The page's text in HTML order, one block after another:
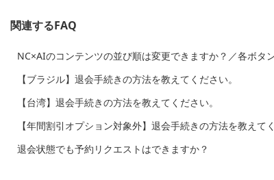
関連するFAQ
NC×AIのコンテンツの並び順は変更できますか？／各ボタ
【ブラジル】退会手続きの方法を教えてください。
【台湾】退会手続きの方法を教えてください。
【年間割引オプション対象外】退会手続きの方法を教えてく
退会状態でも予約リクエストはできますか？